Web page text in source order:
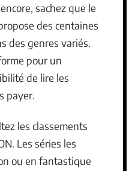
sachez que le
des centaines
des genres variés.
pour un
de lire les
payer.
les classements
Les séries les
ou en fantastique